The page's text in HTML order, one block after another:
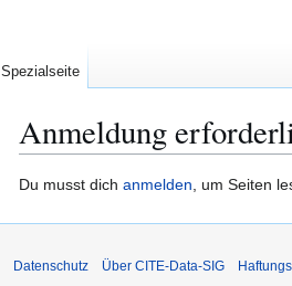
Anmeldung
Zur
Zur
Du musst dich anmelden, um Seiten
Spezialseite
Datenschutz Über CITE-Data-SIG